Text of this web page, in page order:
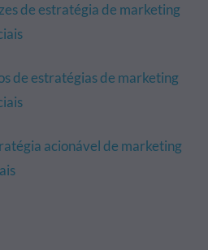
de estratégia de marketing
de estratégias de marketing
acionável de marketing